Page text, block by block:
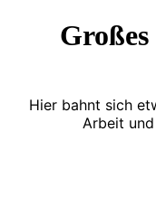
Hier bahnt sich
Arbeit